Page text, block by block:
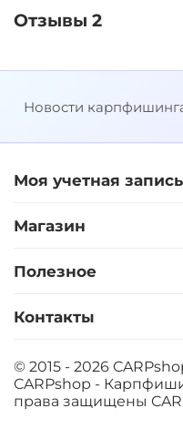
Отзывы 2
Новости
Моя учетная запись
Магазин
Полезное
Контакты
© 2015 - 2026
CARPshop -
права защищены